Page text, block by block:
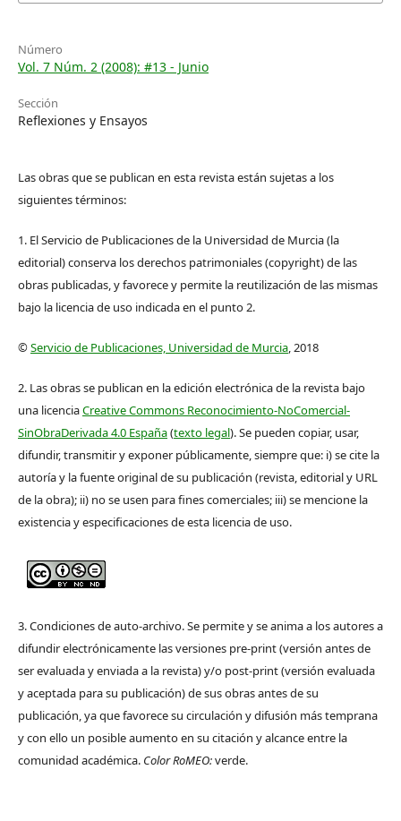
Número
Vol. 7 Núm. 2 (2008): #13 - Junio
Sección
Reflexiones y Ensayos
Las obras que se publican en esta revista están sujetas a los
siguientes términos:
1. El Servicio de Publicaciones de la Universidad de Murcia (la
editorial) conserva los derechos patrimoniales (copyright) de las
obras publicadas, y favorece y permite la reutilización de las mismas
bajo la licencia de uso indicada en el punto 2.
©Servicio de Publicaciones, Universidad de Murcia, 2018
2. Las obras se publican en la edición electrónica de la revista bajo
una licenciaCreative Commons Reconocimiento-NoComercial-
SinObraDerivada 4.0 España(texto legal). Se pueden copiar, usar,
difundir, transmitir y exponer públicamente, siempre que: i) se cite la
autoría y la fuente original de su publicación (revista, editorial y URL
de la obra); ii) no se usen para fines comerciales; iii) se mencione la
existencia y especificaciones de esta licencia de uso.
3. Condiciones de auto-archivo. Se permite y se anima a los autores a
difundir electrónicamente las versiones pre-print (versión antes de
ser evaluada y enviada a la revista) y/o post-print (versión evaluada
y aceptada para su publicación) de sus obras antes de su
publicación, ya que favorece su circulación y difusión más temprana
y con ello un posible aumento en su citación y alcance entre la
comunidad académica. Color RoMEO:verde.